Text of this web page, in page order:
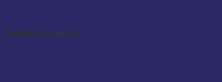
Related products